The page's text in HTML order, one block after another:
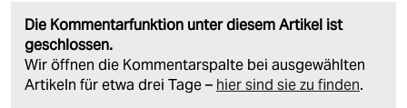
Die Kommentarfunktion unter diesem Artikel ist
geschlossen.
Wir öffnen die Kommentarspalte bei ausgewählten
Artikeln für etwa drei Tage – hier sind sie zu finden.